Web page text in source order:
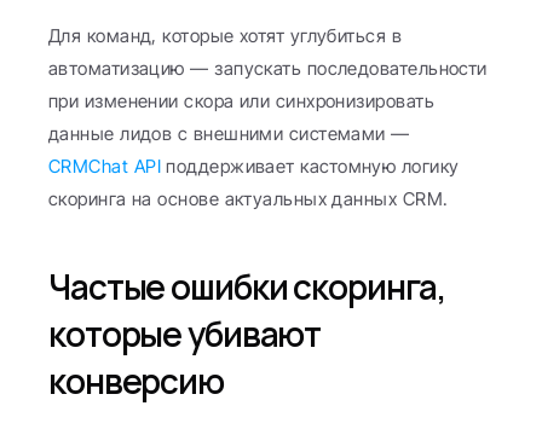
Для команд, которые хотят углубиться в
автоматизацию — запускать последовательности
при изменении скора или синхронизировать
CRMChat API поддерживает кастомную логику
скоринга на основе актуальных данных CRM.
Частые ошибки скоринга,
которые убивают
конверсию